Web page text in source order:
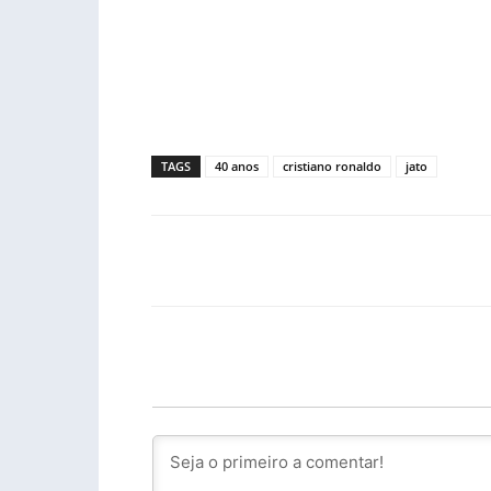
TAGS 40 anos cristiano ronaldo jato